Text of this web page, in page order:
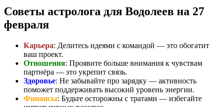
Советы астролога для Водолеев на 27
февраля
Карьера: Делитесь идеями с командой — это обогатит
ваш проект.
Отношения: Проявите больше внимания к чувствам
партнёра — это укрепит связь.
Здоровье: Не забывайте про зарядку — активность
поможет поддерживать высокий уровень энергии.
Финансы: Будьте осторожны с тратами — избегайте